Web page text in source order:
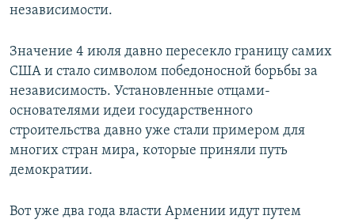
независимости.
Значение 4 июля давно пересекло границу самих
США и стало символом победоносной борьбы за
независимость. Установленные отцами-
основателями идеи государственного
строительства давно уже стали примером для
многих стран мира, которые приняли путь
демократии.
Вот уже два года власти Армении идут путем